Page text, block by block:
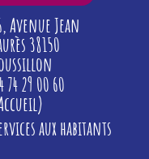
Avenue Jean
38150
74 29 00 60
aux habitants